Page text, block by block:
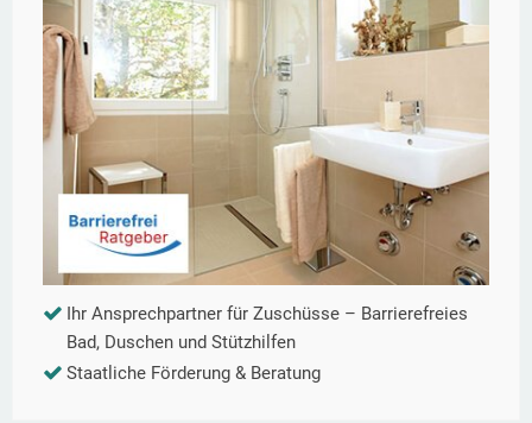
Ihr Ansprechpartner für Zuschüsse – Barrierefreies
Bad, Duschen und Stützhilfen
Staatliche Förderung & Beratung